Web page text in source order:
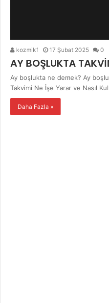
kozmik1 17 Şubat 2025 0
AY BOŞLUKTA
Ay boşlukta ne demek? Ay
Takvimi Ne İşe Yarar ve Nasıl
Daha Fazla »